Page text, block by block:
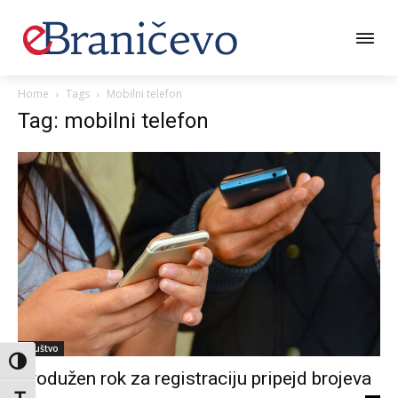
Toggle High Contrast
Home Tags Mobilni telefon
Tag: mobilni telefon
Društvo
Produžen rok za registraciju pripejd brojeva